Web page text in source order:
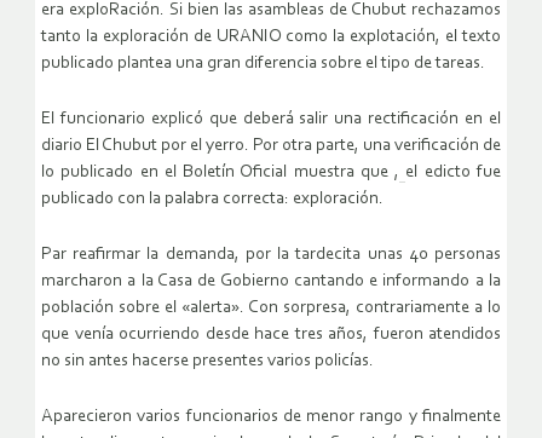
era exploRación. Si bien las asambleas de Chubut rechazamos
tanto la exploración de URANIO como la explotación, el texto
publicado plantea una gran diferencia sobre el tipo de tareas.
El funcionario explicó que deberá salir una rectificación en el
diario El Chubut por el yerro. Por otra parte, una verificación de
lo publicado en el Boletín Oficial muestra que , el edicto fue
publicado con la palabra correcta: exploración.
Par reafirmar la demanda, por la tardecita unas 40 personas
marcharon a la Casa de Gobierno cantando e informando a la
población sobre el «alerta». Con sorpresa, contrariamente a lo
que venía ocurriendo desde hace tres años, fueron atendidos
no sin antes hacerse presentes varios policías.
Aparecieron varios funcionarios de menor rango y finalmente